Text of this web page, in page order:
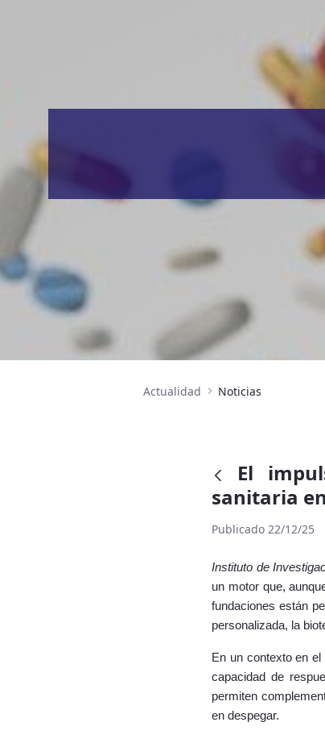
Actualidad Noticias
El
sanitaria
Publicado 22/12/25
Instituto de
un motor que,
fundaciones están
personalizada, la
En un contexto en
capacidad de
permiten
en despegar.